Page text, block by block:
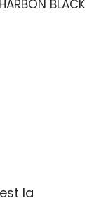
BLACK
la